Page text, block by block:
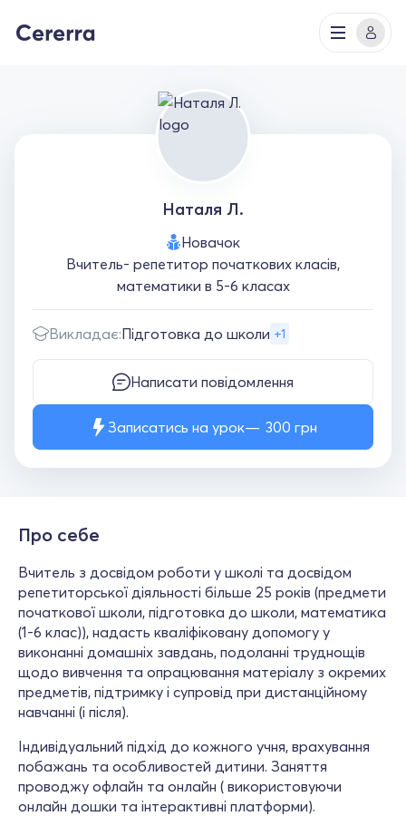
Наталя Л.
Новачок
Вчитель- репетитор початкових класів,
математики в 5-6 класах
Викладає:Підготовка до школи +1
Написати повідомлення
Записатись на урок 300 грн
Про себе
Вчитель з досвідом роботи у школі та досвідом
репетиторської діяльності більше 25 років (предмети
початкової школи, підготовка до школи, математика
(1-6 клас)), надасть кваліфіковану допомогу у
виконанні домашніх завдань, подоланні труднощів
щодо вивчення та опрацювання матеріалу з окремих
предметів, підтримку і супровід при дистанційному
навчанні (і після).
Індивідуальний підхід до кожного учня, врахування
побажань та особливостей дитини. Заняття
проводжу офлайн та онлайн ( використовуючи
онлайн дошки та інтерактивні платформи).